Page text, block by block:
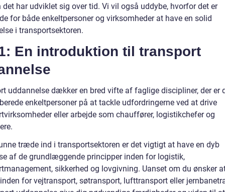
det har udviklet sig over tid. Vi vil også uddybe, hvorfor det er
for både enkeltpersoner og virksomheder at have en solid
i transportsektoren.
En introduktion til transport
uddannelse dækker en bred vifte af faglige discipliner, der er
enkeltpersoner på at tackle udfordringerne ved at drive
eller arbejde som chauffører, logistikchefer og
træde ind i transportsektoren er det vigtigt at have en dyb
af de grundlæggende principper inden for logistik,
sikkerhed og lovgivning. Uanset om du ønsker
for vejtransport, søtransport, lufttransport eller